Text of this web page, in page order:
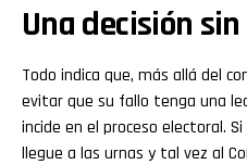
Una decisión
Todo indica que, más allá del
evitar que su fallo tenga una
incide en el proceso electoral.
llegue a las urnas y tal vez al